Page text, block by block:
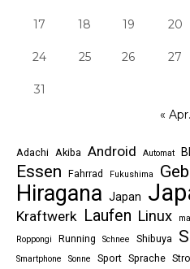
17 18 19 20
24 25 26 27
31
« Apr.
Adachi Akiba Android Automat
Essen Fahrrad Fukushima
Hiragana Japan
Kraftwerk Laufen Linux
Roppongi
Running Schnee Shibuya
Smartphone Sonne Sport Sprache